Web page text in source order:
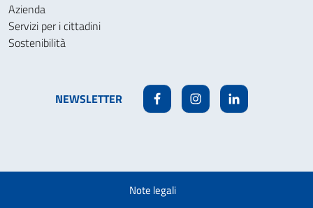
Azienda
Servizi per i cittadini
Sostenibilità
NEWSLETTER FacebookInstagramLinkedin
Note legali